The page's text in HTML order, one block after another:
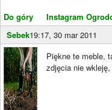
Do góry
Instagram
Sebek19:17, 30 mar 2011
Piękne te meble,
zdjęcia nie